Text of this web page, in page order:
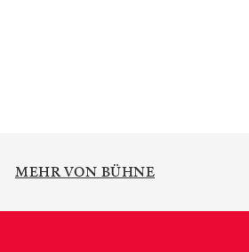
MEHR VON BÜHNE